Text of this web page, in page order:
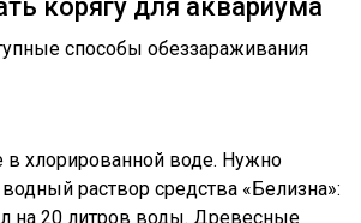
корягу для аквариума
способы обеззараживания
в хлорированной воде. Нужно
раствор средства «Белизна»:
на 20 литров воды. Древесные